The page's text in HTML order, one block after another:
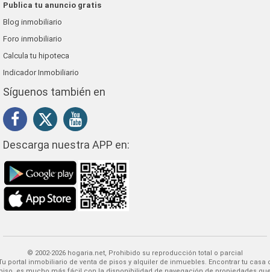
Publica tu anuncio gratis
Blog inmobiliario
Foro inmobiliario
Calcula tu hipoteca
Indicador Inmobiliario
Síguenos también en
Descarga nuestra APP en:
© 2002-2026 hogaria.net, Prohibido su reproducción total o parcial
Encontrar tu casa o